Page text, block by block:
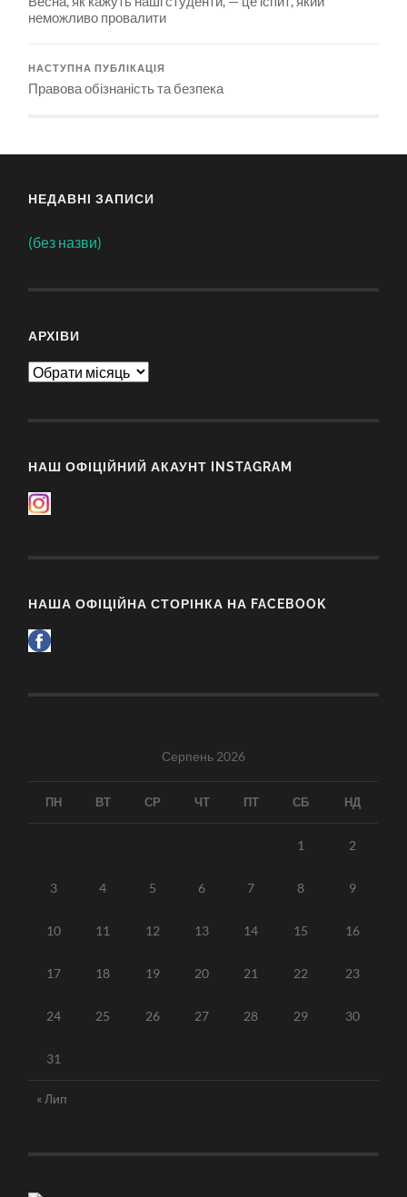
неможливо провалити
НАСТУПНА ПУБЛІКАЦІЯ
Правова обізнаність та безпека
НЕДАВНІ ЗАПИСИ
(без назви)
АРХІВИ
Архіви
НАШ ОФІЦІЙНИЙ АКАУНТ INSTAGRAM
НАША ОФІЦІЙНА СТОРІНКА НА FACEBOOK
Серпень 2026
ПН ВТ СР ЧТ ПТ СБ НД
1 2
3 4 5 6 7 8 9
10 11 12 13 14 15 16
17 18 19 20 21 22 23
24 25 26 27 28 29 30
31
« Лип